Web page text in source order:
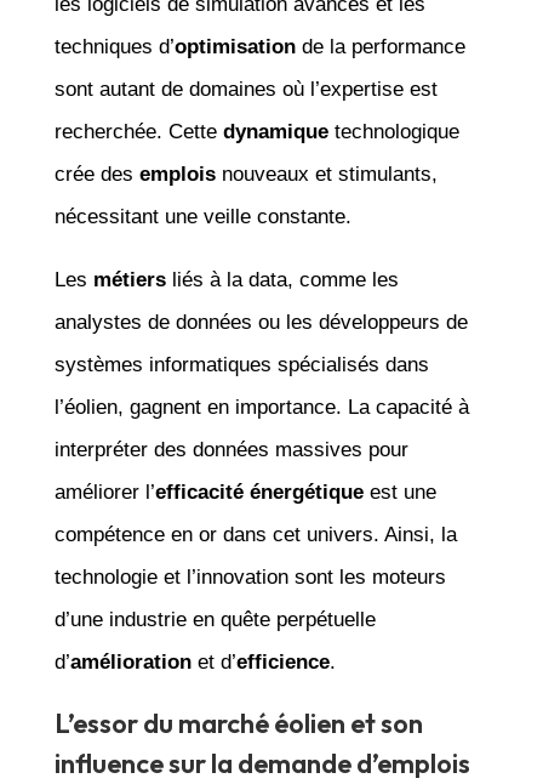
techniques d’optimisationde la performance
sont autant de domaines où l’expertise est
recherchée. Cette dynamiquetechnologique
crée des emploisnouveaux et stimulants,
nécessitant une veille constante.
Les métiersliés à la data, comme les
analystes de données ou les développeurs de
systèmes informatiques spécialisés dans
l’éolien, gagnent en importance. La capacité à
interpréter des données massives pour
améliorer l’efficacité énergétiqueest une
compétence en or dans cet univers. Ainsi, la
technologie et l’innovation sont les moteurs
d’une industrie en quête perpétuelle
d’améliorationet d’efficience.
L’essor du marché éolien et son
influence sur la demande d’emplois